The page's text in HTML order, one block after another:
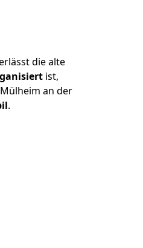
die alte
ist,
an der
.